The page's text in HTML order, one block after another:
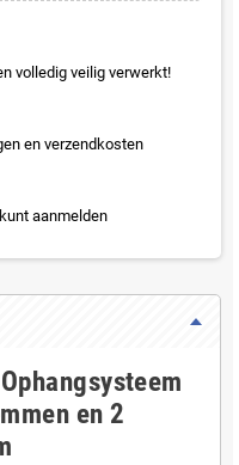
volledig veilig verwerkt!
en verzendkosten
aanmelden
en 2